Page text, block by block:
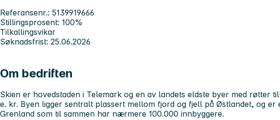
Referansenr.: 5139919666
Stillingsprosent: 100%
Tilkallingsvikar
Søknadsfrist: 25.06.2026
Om bedriften
Skien er hovedstaden i Telemark og en av landets eldste byer med røtter
e. kr. Byen ligger sentralt plassert mellom fjord og fjell på Østlandet, og er
Grenland som til sammen har nærmere 100.000 innbyggere.